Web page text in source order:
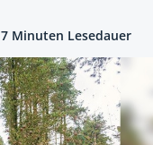
7 Minuten Lesedauer